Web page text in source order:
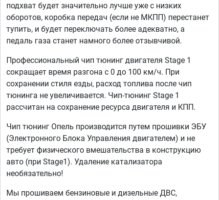
подхват будет значительно лучше уже с низких
оборотов, коробка передач (если не МКПП) перестанет
тупить, и будет переключать более адекватно, а
педаль газа станет намного более отзывчивой.
Профессиональный чип тюнинг двигателя Stage 1
сокращает время разгона с 0 до 100 км/ч. При
сохранении стиля езды, расход топлива после чип
тюнинга не увеличивается. Чип-тюнинг Stage 1
рассчитан на сохранение ресурса двигателя и КПП.
Чип тюнинг Опель производится путем прошивки ЭБУ
(Электронного Блока Управления двигателем) и не
требует физического вмешательства в конструкцию
авто (при Stage1). Удаление катализатора
необязательно!
Мы прошиваем бензиновые и дизельные ДВС,